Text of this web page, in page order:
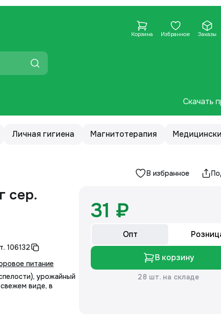
Корзина Избранное Заказы
Скачать
Личная гигиена Магнитотерапия
В избранное
сер.
106132
питание
урожайный
виде, в
31 ₽
Опт
В корзину
28 шт. на складе